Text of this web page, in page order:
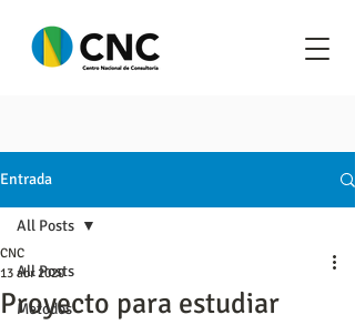
Entrada
All Posts
Metodos
All Posts
Proyecto para estudiar
CNC
13 abr 2020